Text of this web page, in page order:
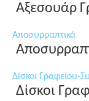
Αξεσουάρ
Αποσυρραπτικά
Δίσκοι Γραφείου-
Δίσκοι